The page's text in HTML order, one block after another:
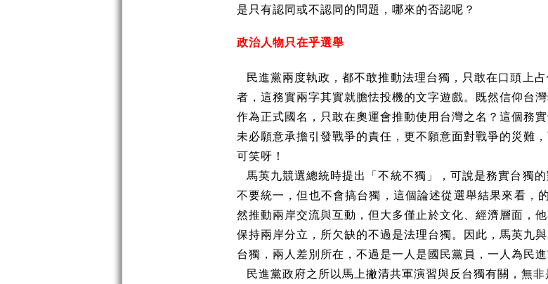
是只有認同或不認同的問題，哪來的否認呢？
政治人物只在乎選舉
民進黨兩度執政，都不敢推動法理台獨，只敢在口頭上
者，這務實兩字其實就膽怯投機的文字遊戲。既然信仰台
作為正式國名，只敢在奧運會推動使用台灣之名？這個務
未必願意承擔引發戰爭的責任，更不願意面對戰爭的災難
可笑呀！
馬英九競選總統時提出「不統不獨」，可說是務實台獨
不要統一，但也不會搞台獨，這個論述從選舉結果來看，
然推動兩岸交流與互動，但大多僅止於文化、經濟層面，
保持兩岸分立，所欠缺的不過是法理台獨。因此，馬英九
台獨，兩人差別所在，不過是一人是國民黨員，一人為民進
民進黨政府之所以馬上撇清共軍演習與反台獨有關，無